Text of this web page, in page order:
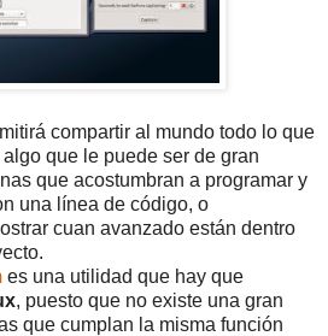
compartir al mundo todo lo que
algo que le puede ser de gran
que acostumbran a programar y
una línea de código, o
cuan avanzado están dentro
es una utilidad que hay que
, puesto que no existe una gran
que cumplan la misma función